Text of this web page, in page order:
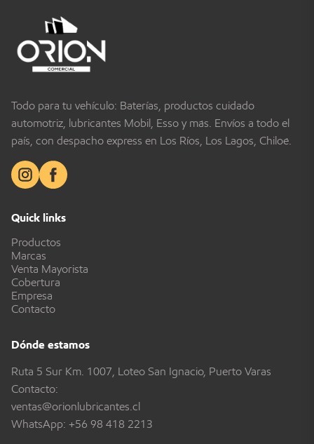
Todo para tu vehículo: Baterías, productos cuidado
automotriz, lubricantes Mobil, Esso y más. Envíos a todo el
país, con despacho express en Los Ríos, Los Lagos, Chiloé.
Quick links
Productos
Marcas
Venta Mayorista
Cobertura
Empresa
Contacto
Dónde estamos
Ruta 5 Sur Km. 1007, Loteo San Ignacio, Puerto Varas
Contacto:
ventas@orionlubricantes.cl
WhatsApp: +56 98 418 2213